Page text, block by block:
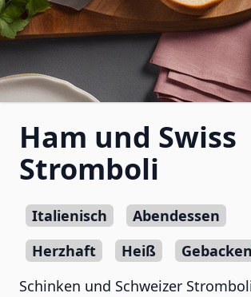
Ham und Swiss
Stromboli
Italienisch
Abendessen
Herzhaft
Heiß
Gebacken
Schinken und Schweizer